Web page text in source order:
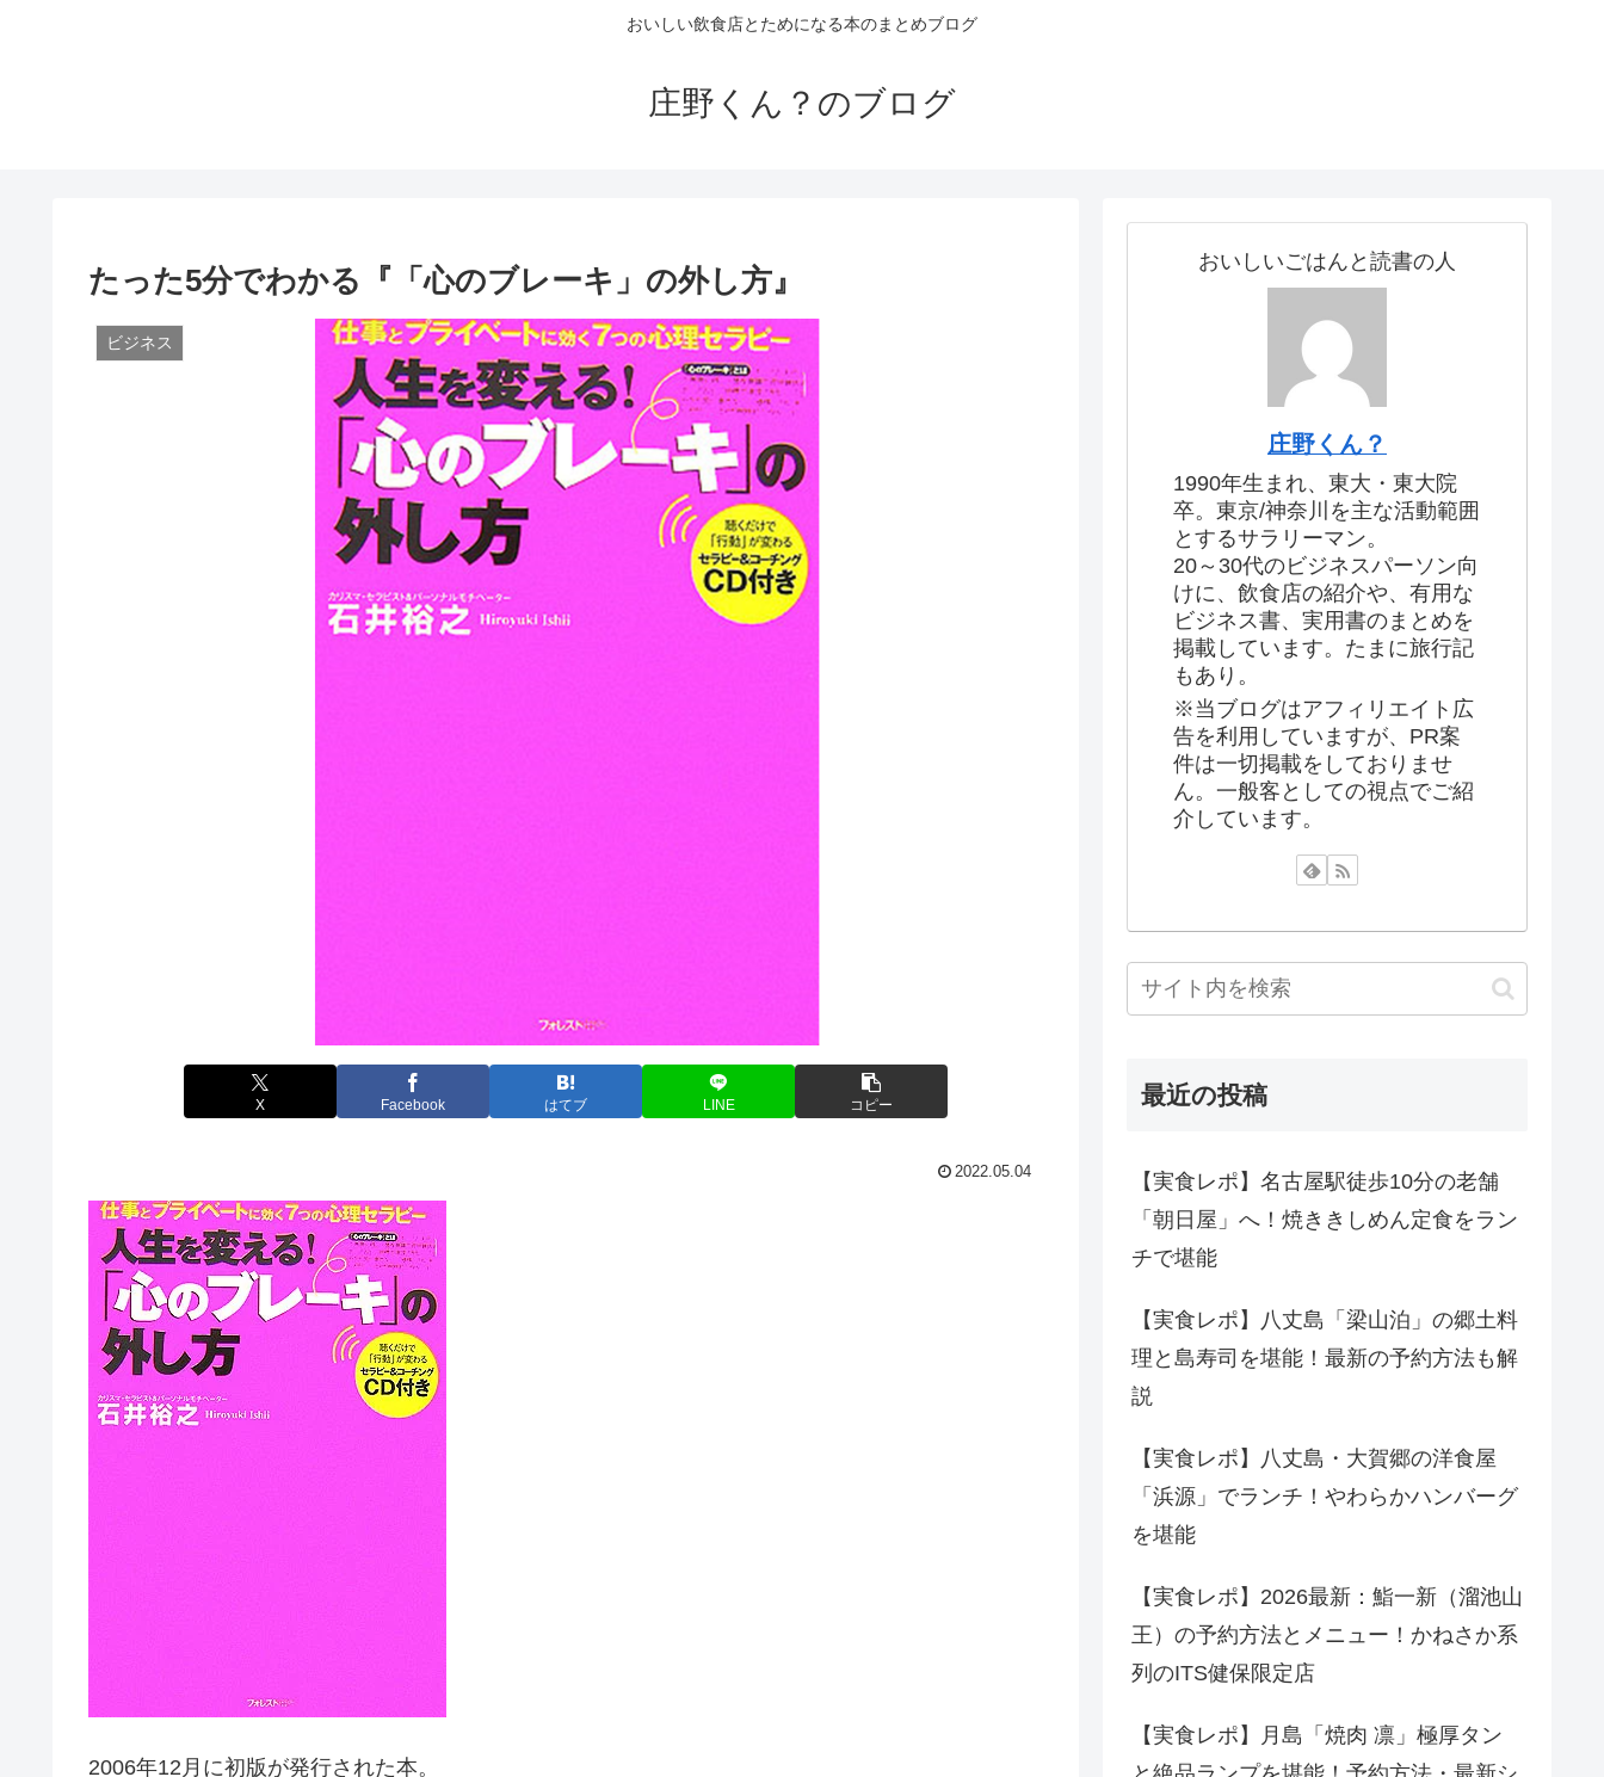
おいしい飲食店とためになる本のまとめブログ
庄野くん？のブログ
たった5分でわかる『「心のブレーキ」の外し方』
ビジネス
X Facebook はてブ LINE コピー
2022.05.04
2006年12月に初版が発行された本。
おいしいごはんと読書の人
庄野くん？
1990年生まれ、東大・東大院
卒。東京/神奈川を主な活動範囲
とするサラリーマン。
20～30代のビジネスパーソン向
けに、飲食店の紹介や、有用な
ビジネス書、実用書のまとめを
掲載しています。たまに旅行記
もあり。
※当ブログはアフィリエイト広
告を利用していますが、PR案
件は一切掲載をしておりませ
ん。一般客としての視点でご紹
介しています。
最近の投稿
【実食レポ】名古屋駅徒歩10分の老舗
「朝日屋」へ！焼ききしめん定食をラン
チで堪能
【実食レポ】八丈島「梁山泊」の郷土料
理と島寿司を堪能！最新の予約方法も解
説
【実食レポ】八丈島・大賀郷の洋食屋
「浜源」でランチ！やわらかハンバーグ
を堪能
【実食レポ】2026最新：鮨一新（溜池山
王）の予約方法とメニュー！かねさか系
列のITS健保限定店
【実食レポ】月島「焼肉 凛」極厚タン